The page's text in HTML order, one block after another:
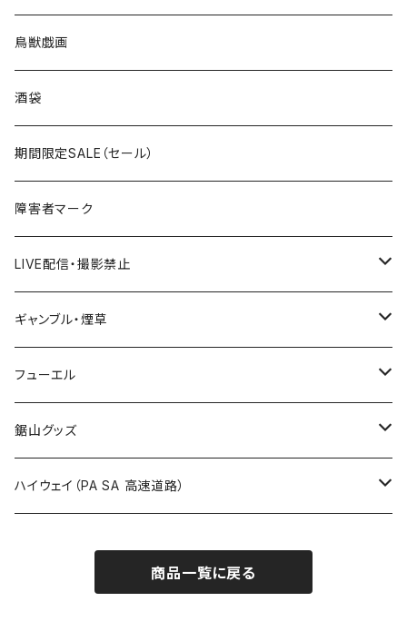
国道600～699号線
国道700～799号線
ROUTE100～199号線
ROUTE600～699号線
ROUTE700～799号線
ROUTE 0～99号線
ROUTE 100～199号線
ROUTE 600～699号線
ROUTE 700～799号線
キャップ
ROUTE 0～99号線
ROUTE 100～199号線
ROUTE 600～699号線
ROUTE 700～799号線
青森県
岩手県
宮城県
秋田県
Tシャツ
ステッカー
山形県
福島県
茨城県
栃木県
群馬県
ステッカー
鳥獣戯画
酒袋
期間限定SALE（セール）
障害者マーク
LIVE配信・撮影禁止
LIVE配信禁止
撮影禁止
ギャンブル・煙草
ホテルキーホルダー
たばこ・禁煙ステッカー
フューエル
ステッカー
鋸山グッズ
Tシャツ
ハイウェイ（PA SA 高速道路）
商品一覧に戻る